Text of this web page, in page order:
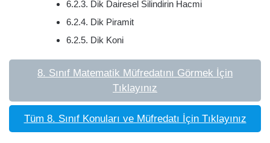
6.2.3. Dik Dairesel Silindirin Hacmi
6.2.4. Dik Piramit
6.2.5. Dik Koni
8. Sınıf Matematik Müfredatını Görmek İçin
Tıklayınız
Tüm 8. Sınıf Konuları ve Müfredatı İçin Tıklayınız